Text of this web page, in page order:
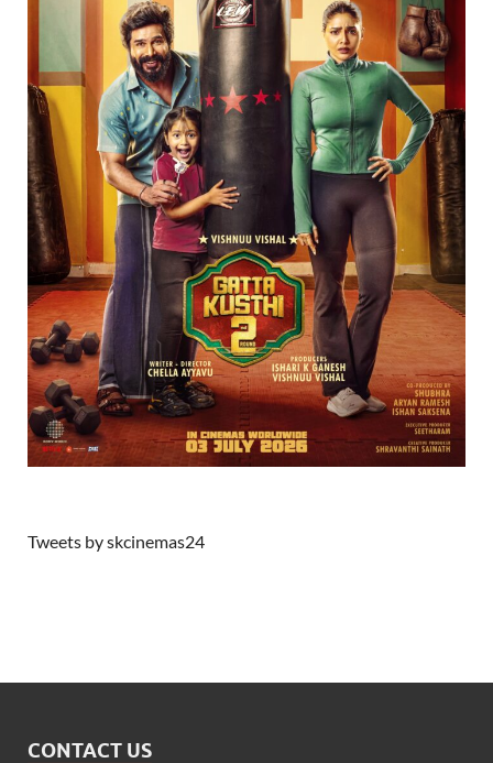
Tweets by skcinemas24
CONTACT US